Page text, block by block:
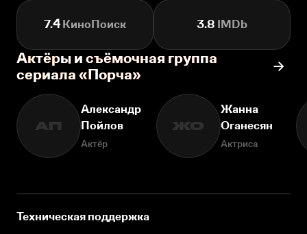
7.4 КиноПоиск 3.8 IMDb
Актёры и съёмочная группа
сериала «Порча»
АП
Александр
Пойлов
Актёр
ЖО
Жанна
Оганесян
Актриса
Техническая поддержка